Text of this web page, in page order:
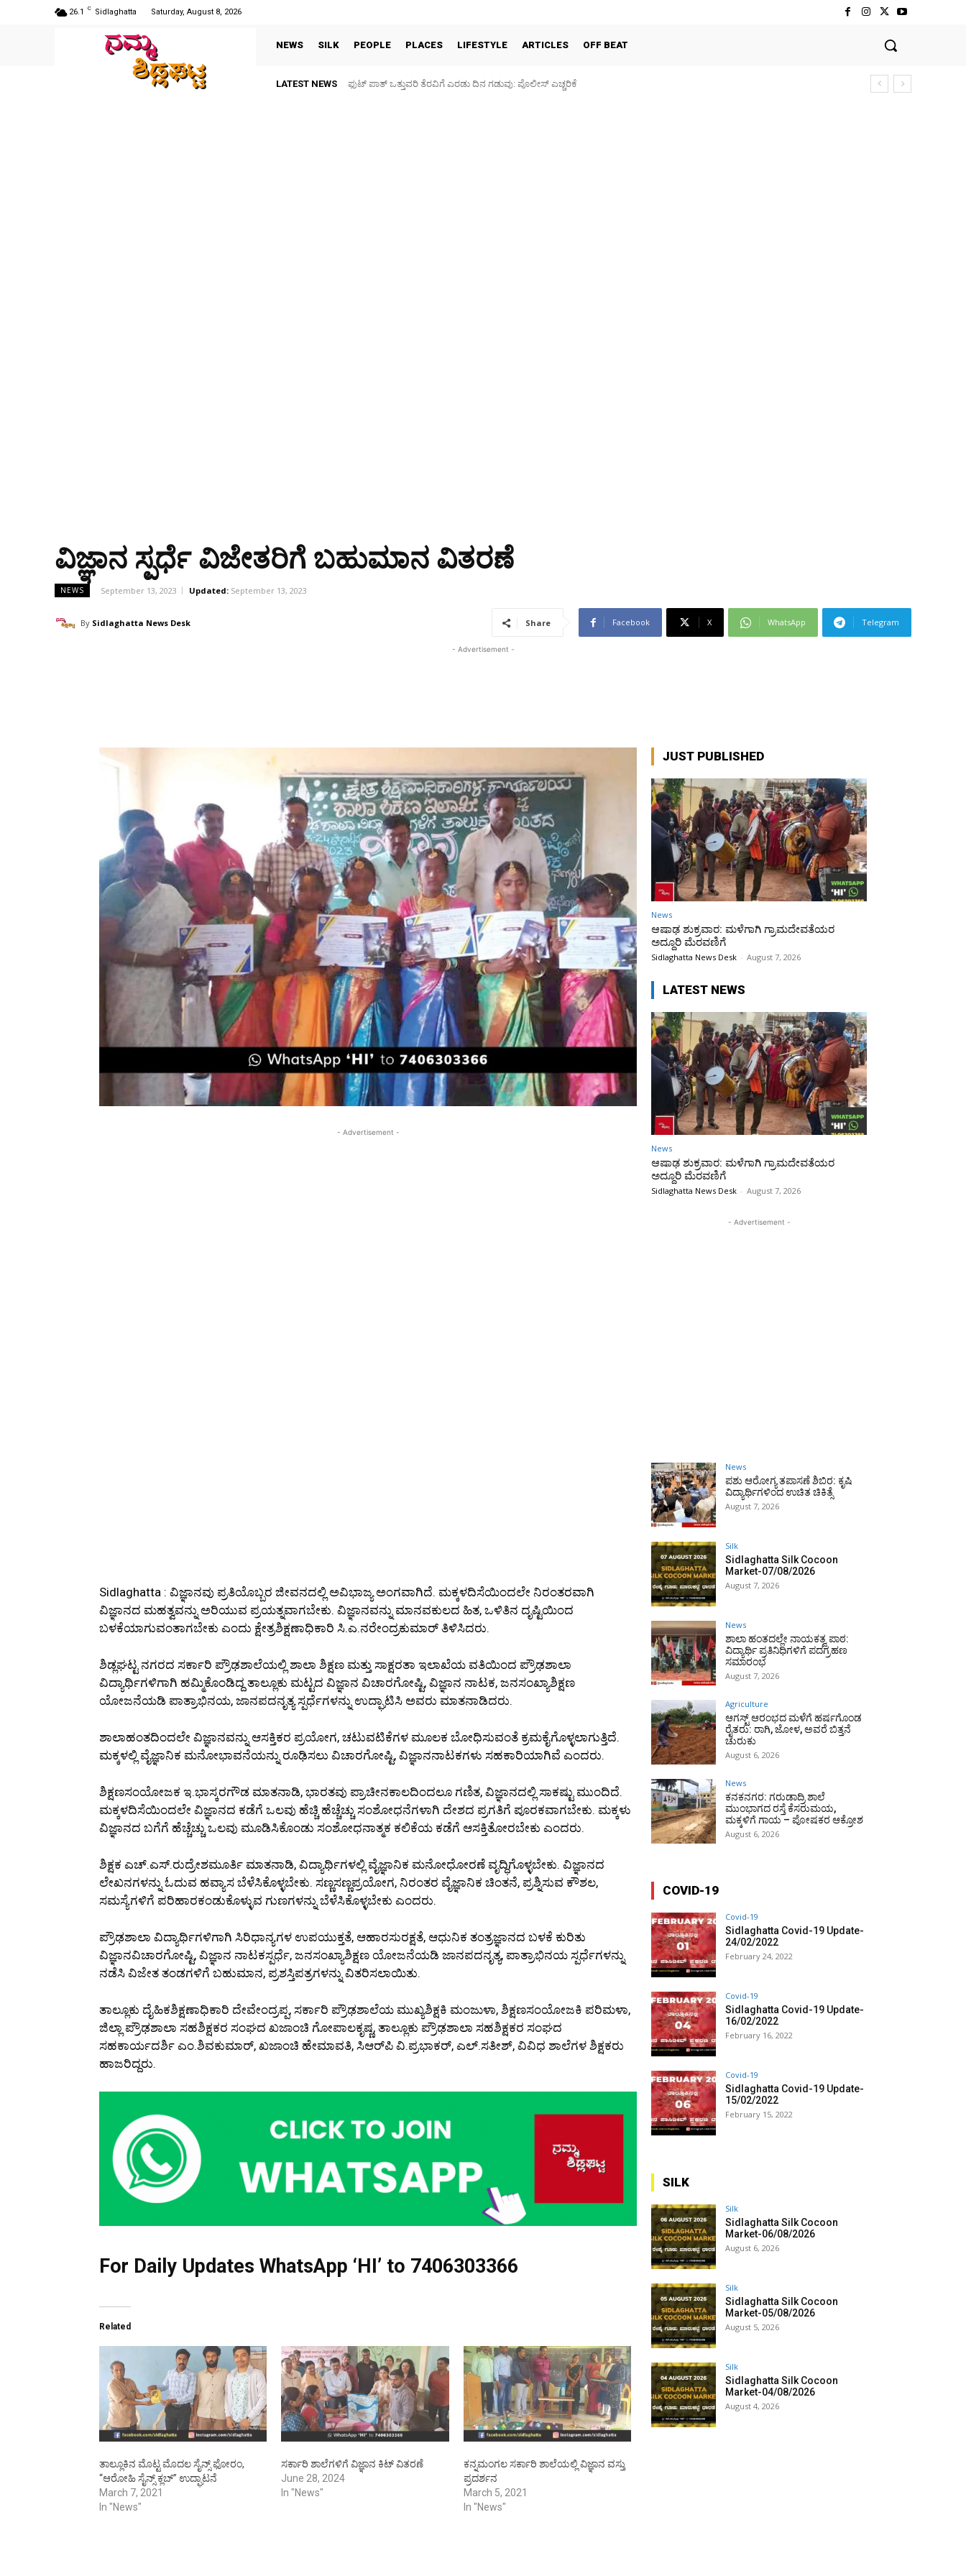
26.1 C Sidlaghatta Saturday, August 8, 2026
NEWS SILK PEOPLE PLACES LIFESTYLE ARTICLES OFF BEAT
LATEST NEWSಫುಟ್‌ ಪಾತ್ ಒತ್ತುವರಿ ತೆರವಿಗೆ ಎರಡು ದಿನ ಗಡುವು: ಪೊಲೀಸ್ ಎಚ್ಚರಿಕೆ
ಪಶು ಆರೋಗ್ಯ ತಪಾಸಣೆ ಶಿಬಿರ: ಕೃಷಿ ವಿದ್ಯಾರ್ಥಿಗಳಿಂದ ಉಚಿತ ಚಿಕಿತ್ಸೆ
ವಿಜ್ಞಾನ ಸ್ಪರ್ಧೆ ವಿಜೇತರಿಗೆ ಬಹುಮಾನ ವಿತರಣೆ
NEWS September 13, 2023 Updated: September 13, 2023
By Sidlaghatta News Desk Share Facebook X WhatsApp Telegram
- Advertisement -
- Advertisement -
Sidlaghatta : ವಿಜ್ಞಾನವು ಪ್ರತಿಯೊಬ್ಬರ ಜೀವನದಲ್ಲಿ ಅವಿಭಾಜ್ಯ ಅಂಗವಾಗಿದೆ. ಮಕ್ಕಳದಿಸೆಯಿಂದಲೇ ನಿರಂತರವಾಗಿ
ವಿಜ್ಞಾನದ ಮಹತ್ವವನ್ನು ಅರಿಯುವ ಪ್ರಯತ್ನವಾಗಬೇಕು. ವಿಜ್ಞಾನವನ್ನು ಮಾನವಕುಲದ ಹಿತ, ಒಳಿತಿನ ದೃಷ್ಟಿಯಿಂದ
ಬಳಕೆಯಾಗುವಂತಾಗಬೇಕು ಎಂದು ಕ್ಷೇತ್ರಶಿಕ್ಷಣಾಧಿಕಾರಿ ಸಿ.ಎ.ನರೇಂದ್ರಕುಮಾರ್ ತಿಳಿಸಿದರು.
ಶಿಡ್ಲಘಟ್ಟ ನಗರದ ಸರ್ಕಾರಿ ಪ್ರೌಢಶಾಲೆಯಲ್ಲಿ ಶಾಲಾ ಶಿಕ್ಷಣ ಮತ್ತು ಸಾಕ್ಷರತಾ ಇಲಾಖೆಯ ವತಿಯಿಂದ ಪ್ರೌಢಶಾಲಾ
ವಿದ್ಯಾರ್ಥಿಗಳಿಗಾಗಿ ಹಮ್ಮಿಕೊಂಡಿದ್ದ ತಾಲ್ಲೂಕು ಮಟ್ಟದ ವಿಜ್ಞಾನ ವಿಚಾರಗೋಷ್ಟಿ, ವಿಜ್ಞಾನ ನಾಟಕ, ಜನಸಂಖ್ಯಾಶಿಕ್ಷಣ
ಯೋಜನೆಯಡಿ ಪಾತ್ರಾಭಿನಯ, ಜಾನಪದನೃತ್ಯ ಸ್ಪರ್ಧೆಗಳನ್ನು ಉದ್ಘಾಟಿಸಿ ಅವರು ಮಾತನಾಡಿದರು.
ಶಾಲಾಹಂತದಿಂದಲೇ ವಿಜ್ಞಾನವನ್ನು ಆಸಕ್ತಿಕರ ಪ್ರಯೋಗ, ಚಟುವಟಿಕೆಗಳ ಮೂಲಕ ಬೋಧಿಸುವಂತೆ ಕ್ರಮಕೈಗೊಳ್ಳಲಾಗುತ್ತಿದೆ.
ಮಕ್ಕಳಲ್ಲಿ ವೈಜ್ಞಾನಿಕ ಮನೋಭಾವನೆಯನ್ನು ರೂಢಿಸಲು ವಿಚಾರಗೋಷ್ಟಿ, ವಿಜ್ಞಾನನಾಟಕಗಳು ಸಹಕಾರಿಯಾಗಿವೆ ಎಂದರು.
ಶಿಕ್ಷಣಸಂಯೋಜಕ ಇ.ಭಾಸ್ಕರಗೌಡ ಮಾತನಾಡಿ, ಭಾರತವು ಪ್ರಾಚೀನಕಾಲದಿಂದಲೂ ಗಣಿತ, ವಿಜ್ಞಾನದಲ್ಲಿ ಸಾಕಷ್ಟು ಮುಂದಿದೆ.
ಮಕ್ಕಳದಿಸೆಯಿಂದಲೇ ವಿಜ್ಞಾನದ ಕಡೆಗೆ ಒಲವು ಹೆಚ್ಚಿ ಹೆಚ್ಚೆಚ್ಚು ಸಂಶೋಧನೆಗಳಾಗಿ ದೇಶದ ಪ್ರಗತಿಗೆ ಪೂರಕವಾಗಬೇಕು. ಮಕ್ಕಳು
ವಿಜ್ಞಾನದ ಬಗೆಗೆ ಹೆಚ್ಚೆಚ್ಚು ಒಲವು ಮೂಡಿಸಿಕೊಂಡು ಸಂಶೋಧನಾತ್ಮಕ ಕಲಿಕೆಯ ಕಡೆಗೆ ಆಸಕ್ತಿತೋರಬೇಕು ಎಂದರು.
ಶಿಕ್ಷಕ ಎಚ್.ಎಸ್.ರುದ್ರೇಶಮೂರ್ತಿ ಮಾತನಾಡಿ, ವಿದ್ಯಾರ್ಥಿಗಳಲ್ಲಿ ವೈಜ್ಞಾನಿಕ ಮನೋಧೋರಣೆ ವೃದ್ಧಿಗೊಳ್ಳಬೇಕು. ವಿಜ್ಞಾನದ
ಲೇಖನಗಳನ್ನು ಓದುವ ಹವ್ಯಾಸ ಬೆಳೆಸಿಕೊಳ್ಳಬೇಕು. ಸಣ್ಣಸಣ್ಣಪ್ರಯೋಗ, ನಿರಂತರ ವೈಜ್ಞಾನಿಕ ಚಿಂತನೆ, ಪ್ರಶ್ನಿಸುವ ಕೌಶಲ,
ಸಮಸ್ಯೆಗಳಿಗೆ ಪರಿಹಾರಕಂಡುಕೊಳ್ಳುವ ಗುಣಗಳನ್ನು ಬೆಳೆಸಿಕೊಳ್ಳಬೇಕು ಎಂದರು.
ಪ್ರೌಢಶಾಲಾ ವಿದ್ಯಾರ್ಥಿಗಳಿಗಾಗಿ ಸಿರಿಧಾನ್ಯಗಳ ಉಪಯುಕ್ತತೆ, ಆಹಾರಸುರಕ್ಷತೆ, ಆಧುನಿಕ ತಂತ್ರಜ್ಞಾನದ ಬಳಕೆ ಕುರಿತು
ವಿಜ್ಞಾನವಿಚಾರಗೋಷ್ಟಿ, ವಿಜ್ಞಾನ ನಾಟಕಸ್ಪರ್ಧೆ, ಜನಸಂಖ್ಯಾಶಿಕ್ಷಣ ಯೋಜನೆಯಡಿ ಜಾನಪದನೃತ್ಯ, ಪಾತ್ರಾಭಿನಯ ಸ್ಪರ್ಧೆಗಳನ್ನು
ನಡೆಸಿ ವಿಜೇತ ತಂಡಗಳಿಗೆ ಬಹುಮಾನ, ಪ್ರಶಸ್ತಿಪತ್ರಗಳನ್ನು ವಿತರಿಸಲಾಯಿತು.
ತಾಲ್ಲೂಕು ದೈಹಿಕಶಿಕ್ಷಣಾಧಿಕಾರಿ ದೇವೇಂದ್ರಪ್ಪ, ಸರ್ಕಾರಿ ಪ್ರೌಢಶಾಲೆಯ ಮುಖ್ಯಶಿಕ್ಷಕಿ ಮಂಜುಳಾ, ಶಿಕ್ಷಣಸಂಯೋಜಕಿ ಪರಿಮಳಾ,
ಜಿಲ್ಲಾ ಪ್ರೌಢಶಾಲಾ ಸಹಶಿಕ್ಷಕರ ಸಂಘದ ಖಜಾಂಚಿ ಗೋಪಾಲಕೃಷ್ಣ, ತಾಲ್ಲೂಕು ಪ್ರೌಢಶಾಲಾ ಸಹಶಿಕ್ಷಕರ ಸಂಘದ
ಸಹಕಾರ್ಯದರ್ಶಿ ಎಂ.ಶಿವಕುಮಾರ್, ಖಜಾಂಚಿ ಹೇಮಾವತಿ, ಸಿಆರ್‌ಪಿ ವಿ.ಪ್ರಭಾಕರ್, ಎಲ್.ಸತೀಶ್, ವಿವಿಧ ಶಾಲೆಗಳ ಶಿಕ್ಷಕರು
ಹಾಜರಿದ್ದರು.
For Daily Updates WhatsApp ‘HI’ to 7406303366
Related
ತಾಲ್ಲೂಕಿನ ಮೊಟ್ಟ ಮೊದಲ ಸೈನ್ಸ್ ಫೋರಂ,
“ಆರೋಹಿ ಸೈನ್ಸ್ ಕ್ಲಬ್” ಉದ್ಘಾಟನೆ
March 7, 2021
In "News"
ಸರ್ಕಾರಿ ಶಾಲೆಗಳಿಗೆ ವಿಜ್ಞಾನ ಕಿಟ್ ವಿತರಣೆ
June 28, 2024
In "News"
ಕನ್ನಮಂಗಲ ಸರ್ಕಾರಿ ಶಾಲೆಯಲ್ಲಿ ವಿಜ್ಞಾನ ವಸ್ತು
ಪ್ರದರ್ಶನ
March 5, 2021
In "News"
JUST PUBLISHED
News
ಆಷಾಢ ಶುಕ್ರವಾರ: ಮಳೆಗಾಗಿ ಗ್ರಾಮದೇವತೆಯರ
ಅದ್ದೂರಿ ಮೆರವಣಿಗೆ
Sidlaghatta News Desk - August 7, 2026
LATEST NEWS
News
ಆಷಾಢ ಶುಕ್ರವಾರ: ಮಳೆಗಾಗಿ ಗ್ರಾಮದೇವತೆಯರ
ಅದ್ದೂರಿ ಮೆರವಣಿಗೆ
Sidlaghatta News Desk - August 7, 2026
- Advertisement -
News
ಪಶು ಆರೋಗ್ಯ ತಪಾಸಣೆ ಶಿಬಿರ: ಕೃಷಿ
ವಿದ್ಯಾರ್ಥಿಗಳಿಂದ ಉಚಿತ ಚಿಕಿತ್ಸೆ
August 7, 2026
Silk
Sidlaghatta Silk Cocoon
Market-07/08/2026
August 7, 2026
News
ಶಾಲಾ ಹಂತದಲ್ಲೇ ನಾಯಕತ್ವ ಪಾಠ:
ವಿದ್ಯಾರ್ಥಿ ಪ್ರತಿನಿಧಿಗಳಿಗೆ ಪದಗ್ರಹಣ
ಸಮಾರಂಭ
August 7, 2026
Agriculture
ಆಗಸ್ಟ್ ಆರಂಭದ ಮಳೆಗೆ ಹರ್ಷಗೊಂಡ
ರೈತರು: ರಾಗಿ, ಜೋಳ, ಅವರೆ ಬಿತ್ತನೆ
ಚುರುಕು
August 6, 2026
News
ಕನಕನಗರ: ಗರುಡಾದ್ರಿ ಶಾಲೆ
ಮುಂಭಾಗದ ರಸ್ತೆ ಕೆಸರುಮಯ,
ಮಕ್ಕಳಿಗೆ ಗಾಯ – ಪೋಷಕರ ಆಕ್ರೋಶ
August 6, 2026
COVID-19
Covid-19
Sidlaghatta Covid-19 Update-
24/02/2022
February 24, 2022
Covid-19
Sidlaghatta Covid-19 Update-
16/02/2022
February 16, 2022
Covid-19
Sidlaghatta Covid-19 Update-
15/02/2022
February 15, 2022
SILK
Silk
Sidlaghatta Silk Cocoon
Market-06/08/2026
August 6, 2026
Silk
Sidlaghatta Silk Cocoon
Market-05/08/2026
August 5, 2026
Silk
Sidlaghatta Silk Cocoon
Market-04/08/2026
August 4, 2026